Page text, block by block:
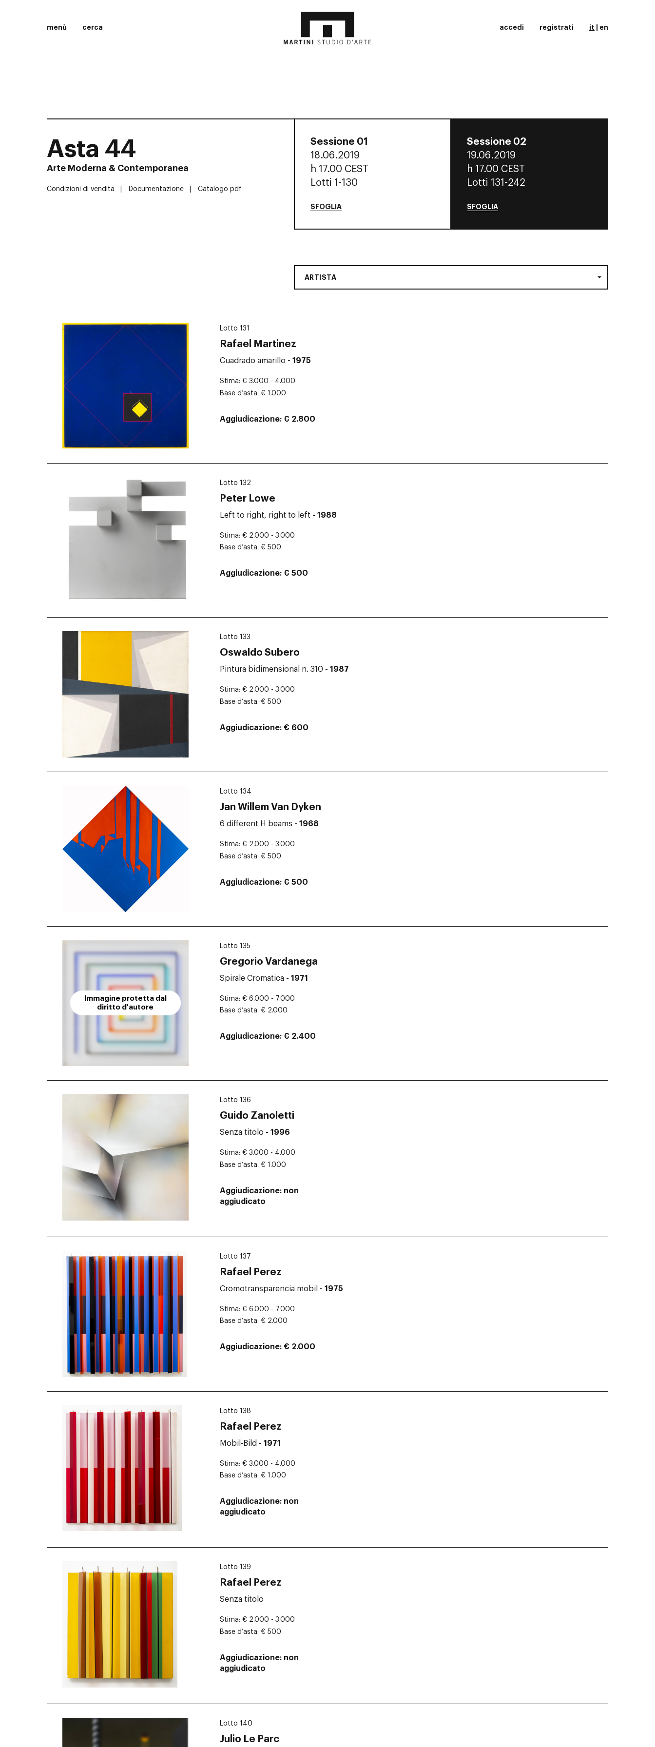
menù cerca accedi registrati it en
Asta 44
Arte Moderna & Contemporanea
Condizioni di vendita Documentazione Catalogo pdf
Sessione 01
18.06.2019
h 17.00 CEST
Lotti 1-130
SFOGLIA
Sessione 02
19.06.2019
h 17.00 CEST
Lotti 131-242
SFOGLIA
ARTISTA
Lotto 131
Rafael Martinez
Cuadrado amarillo - 1975
Stima € 3.000 - 4.000
Base d’asta € 1.000
Aggiudicazione € 2.800
Lotto 132
Peter Lowe
Left to right, right to left - 1988
Stima € 2.000 - 3.000
Base d’asta € 500
Aggiudicazione € 500
Lotto 133
Oswaldo Subero
Pintura bidimensional n. 310 - 1987
Stima € 2.000 - 3.000
Base d’asta € 500
Aggiudicazione € 600
Lotto 134
Jan Willem Van Dyken
6 different H beams - 1968
Stima € 2.000 - 3.000
Base d’asta € 500
Aggiudicazione € 500
Immagine protetta dal
diritto d'autore
Lotto 135
Gregorio Vardanega
Spirale Cromatica - 1971
Stima € 6.000 - 7.000
Base d’asta € 2.000
Aggiudicazione € 2.400
Lotto 136
Guido Zanoletti
Senza titolo - 1996
Stima € 3.000 - 4.000
Base d’asta € 1.000
Aggiudicazione non
aggiudicato
Lotto 137
Rafael Perez
Cromotransparencia mobil - 1975
Stima € 6.000 - 7.000
Base d’asta € 2.000
Aggiudicazione € 2.000
Lotto 138
Rafael Perez
Mobil-Bild - 1971
Stima € 3.000 - 4.000
Base d’asta € 1.000
Aggiudicazione non
aggiudicato
Lotto 139
Rafael Perez
Senza titolo
Stima € 2.000 - 3.000
Base d’asta € 500
Aggiudicazione non
aggiudicato
Lotto 140
Julio Le Parc